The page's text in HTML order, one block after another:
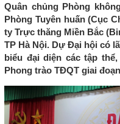
Quân chủng Phòng
Phòng Tuyên huấn (Cục
ty Trực thăng Miền Bắc
TP Hà Nội. Dự Đại hội có
biểu đại diện các tập
Phong trào TĐQT giai